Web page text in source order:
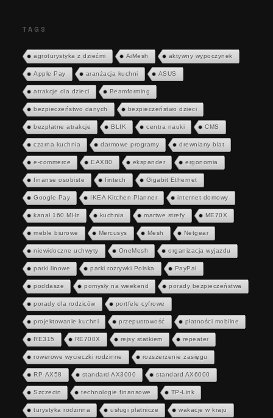
TAGS
agroturystyka z dziećmi AiMesh aktywny wypoczynek
Apple Pay aranżacja kuchni ASUS
atrakcje dla dzieci Beamforming
bezpieczeństwo danych bezpieczeństwo dzieci
bezpłatne atrakcje BLIK centra nauki CMS
czarna kuchnia darmowe programy drewniany blat
e-commerce EAX80 ekspander ergonomia
finanse osobiste fintech Gigabit Ethernet
Google Pay IKEA Kitchen Planner internet domowy
kanał 160 MHz kuchnia martwe strefy ME70X
meble biurowe Mercusys Mesh Netgear
niewidoczne uchwyty OneMesh organizacja wyjazdu
parki linowe parki rozrywki Polska PayPal
poddasze pomysły na weekend porady bezpieczeństwa
porady dla rodziców portfele cyfrowe
projektowanie kuchni przepustowość płatności mobilne
RE315 RE700X rejsy statkiem repeater
rowerowe wycieczki rodzinne rozszerzenie zasięgu
RP-AX58 standard AX3000 standard AX6000
Szczecin technologie finansowe TP-Link
turystyka rodzinna usługi płatnicze wakacje w kraju